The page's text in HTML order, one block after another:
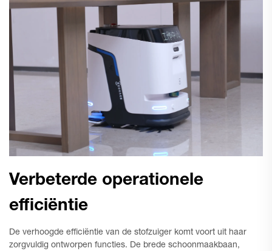
Verbeterde operationele
efficiëntie
De verhoogde efficiëntie van de stofzuiger komt voort uit haar
zorgvuldig ontworpen functies. De brede schoonmaakbaan,